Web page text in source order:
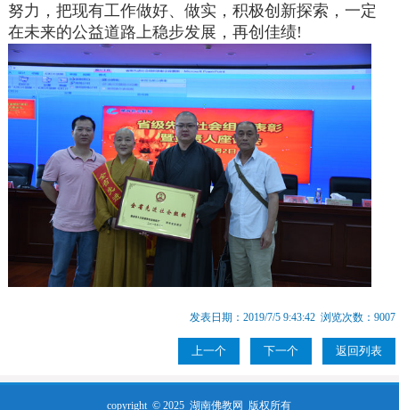
努力，把现有工作做好、做实，积极创新探索，一定
在未来的公益道路上稳步发展，再创佳绩!
发表日期：2019/7/5 9:43:42 浏览次数：9007
上一个 下一个 返回列表
copyright © 2025 湖南佛教网 版权所有